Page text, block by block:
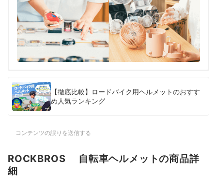
【徹底比較】ロードバイク用ヘルメットのおすす
め人気ランキング
コンテンツの誤りを送信する
ROCKBROS 自転車ヘルメットの商品詳
細